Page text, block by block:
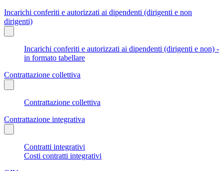
Incarichi conferiti e autorizzati ai dipendenti (dirigenti e non
dirigenti)
Incarichi conferiti e autorizzati ai dipendenti (dirigenti e non) -
in formato tabellare
Contrattazione collettiva
Contrattazione collettiva
Contrattazione integrativa
Contratti integrativi
Costi contratti integrativi